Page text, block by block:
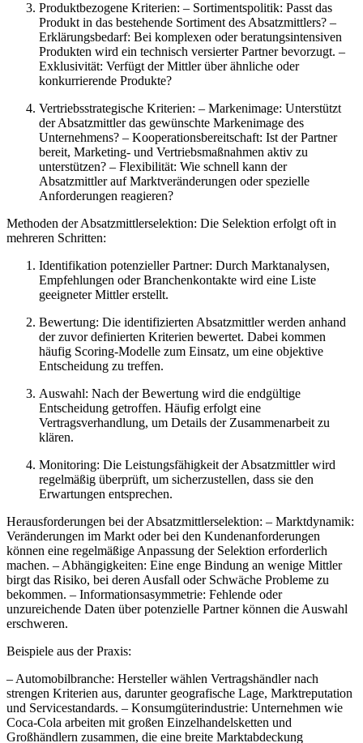
Produktbezogene Kriterien: – Sortimentspolitik: Passt das
Produkt in das bestehende Sortiment des Absatzmittlers? –
Erklärungsbedarf: Bei komplexen oder beratungsintensiven
Produkten wird ein technisch versierter Partner bevorzugt. –
Exklusivität: Verfügt der Mittler über ähnliche oder
konkurrierende Produkte?
Vertriebsstrategische Kriterien: – Markenimage: Unterstützt
der Absatzmittler das gewünschte Markenimage des
Unternehmens? – Kooperationsbereitschaft: Ist der Partner
bereit, Marketing- und Vertriebsmaßnahmen aktiv zu
unterstützen? – Flexibilität: Wie schnell kann der
Absatzmittler auf Marktveränderungen oder spezielle
Anforderungen reagieren?
Methoden der Absatzmittlerselektion: Die Selektion erfolgt oft in
mehreren Schritten:
Identifikation potenzieller Partner: Durch Marktanalysen,
Empfehlungen oder Branchenkontakte wird eine Liste
geeigneter Mittler erstellt.
Bewertung: Die identifizierten Absatzmittler werden anhand
der zuvor definierten Kriterien bewertet. Dabei kommen
häufig Scoring-Modelle zum Einsatz, um eine objektive
Entscheidung zu treffen.
Auswahl: Nach der Bewertung wird die endgültige
Entscheidung getroffen. Häufig erfolgt eine
Vertragsverhandlung, um Details der Zusammenarbeit zu
klären.
Monitoring: Die Leistungsfähigkeit der Absatzmittler wird
regelmäßig überprüft, um sicherzustellen, dass sie den
Erwartungen entsprechen.
Herausforderungen bei der Absatzmittlerselektion: – Marktdynamik:
Veränderungen im Markt oder bei den Kundenanforderungen
können eine regelmäßige Anpassung der Selektion erforderlich
machen. – Abhängigkeiten: Eine enge Bindung an wenige Mittler
birgt das Risiko, bei deren Ausfall oder Schwäche Probleme zu
bekommen. – Informationsasymmetrie: Fehlende oder
unzureichende Daten über potenzielle Partner können die Auswahl
erschweren.
Beispiele aus der Praxis:
– Automobilbranche: Hersteller wählen Vertragshändler nach
strengen Kriterien aus, darunter geografische Lage, Marktreputation
und Servicestandards. – Konsumgüterindustrie: Unternehmen wie
Coca-Cola arbeiten mit großen Einzelhandelsketten und
Großhändlern zusammen, die eine breite Marktabdeckung